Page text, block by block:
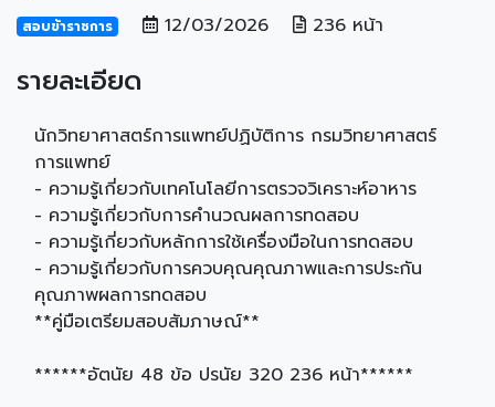
สอบข้าราชการ 12/03/2026 236 หน้า
รายละเอียด
นักวิทยาศาสตร์การแพทย์ปฏิบัติการ กรมวิทยาศาสตร์
การแพทย์
- ความรู้เกี่ยวกับเทคโนโลยีการตรวจวิเคราะห์อาหาร
- ความรู้เกี่ยวกับการคำนวณผลการทดสอบ
- ความรู้เกี่ยวกับหลักการใช้เครื่องมือในการทดสอบ
- ความรู้เกี่ยวกับการควบคุณคุณภาพและการประกัน
คุณภาพผลการทดสอบ
**คู่มือเตรียมสอบสัมภาษณ์**
******อัตนัย 48 ข้อ ปรนัย 320 236 หน้า******